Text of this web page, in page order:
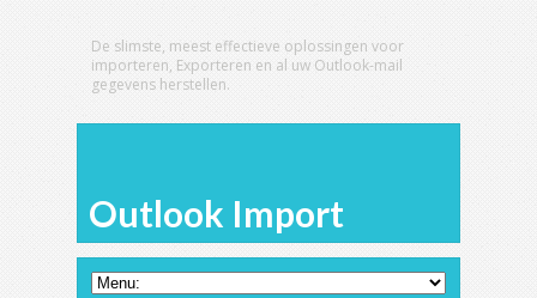
De slimste, meest effectieve oplossingen voor
importeren, Exporteren en al uw Outlook-mail
gegevens herstellen.
Outlook Import